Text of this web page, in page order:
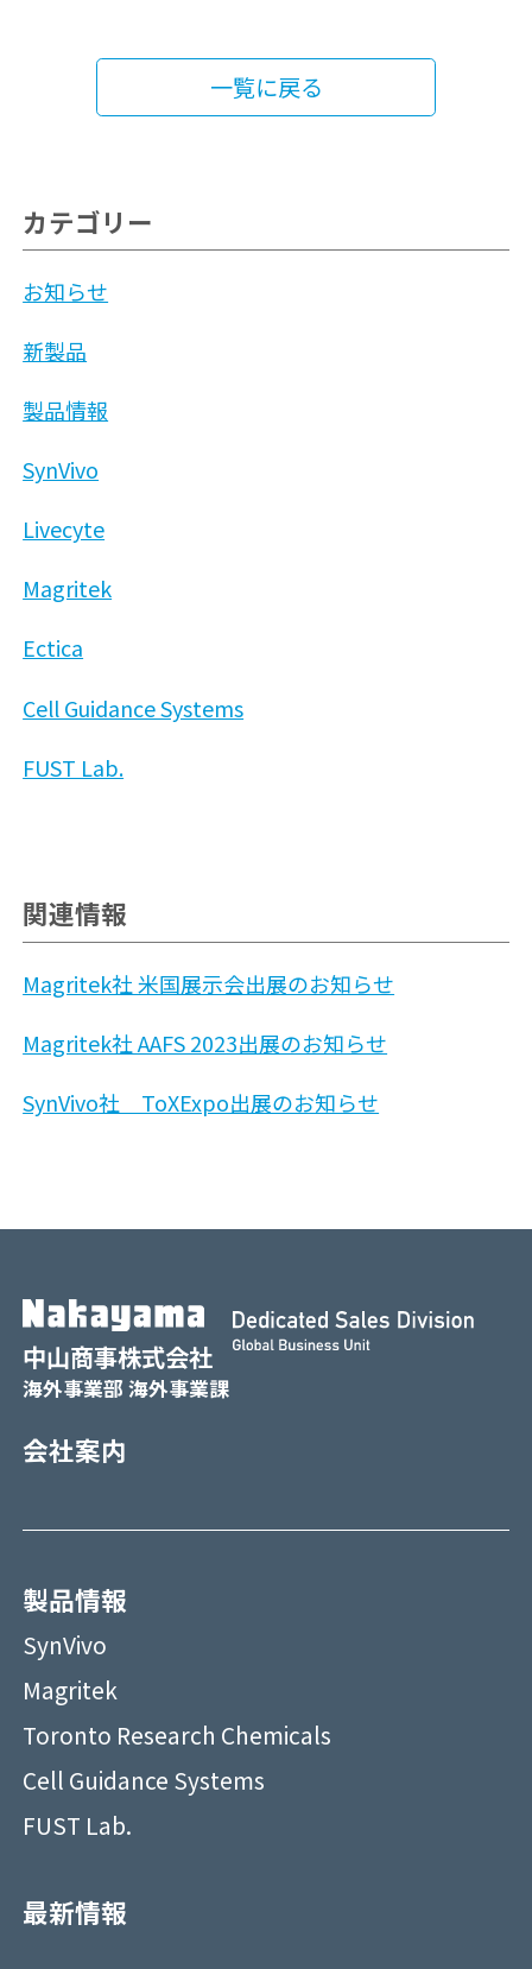
一覧に戻る
カテゴリー
お知らせ
新製品
製品情報
SynVivo
Livecyte
Magritek
Ectica
Cell Guidance Systems
FUST Lab.
関連情報
Magritek社 米国展示会出展のお知らせ
Magritek社 AAFS 2023出展のお知らせ
SynVivo社 ToXExpo出展のお知らせ
中山商事株式会社
海外事業部 海外事業課
会社案内
製品情報
SynVivo
Magritek
Toronto Research Chemicals
Cell Guidance Systems
FUST Lab.
最新情報